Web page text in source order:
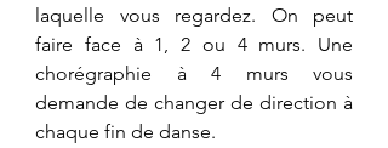
laquelle vous regardez. On peut
faire face à 1, 2 ou 4 murs. Une
chorégraphie à 4 murs vous
demande de changer de direction à
chaque fin de danse.